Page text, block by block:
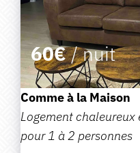
60€/ nuit
Comme à la Maison
Logement
pour 1 à 2 personnes